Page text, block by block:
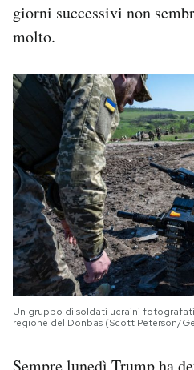
giorni successivi non
molto.
Un gruppo di soldati ucraini fotografati
regione del Donbas (Scott Peterson/